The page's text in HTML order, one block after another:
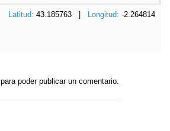
Latitud: 43.185763 | Longitud: -2.264814
para poder publicar un comentario.